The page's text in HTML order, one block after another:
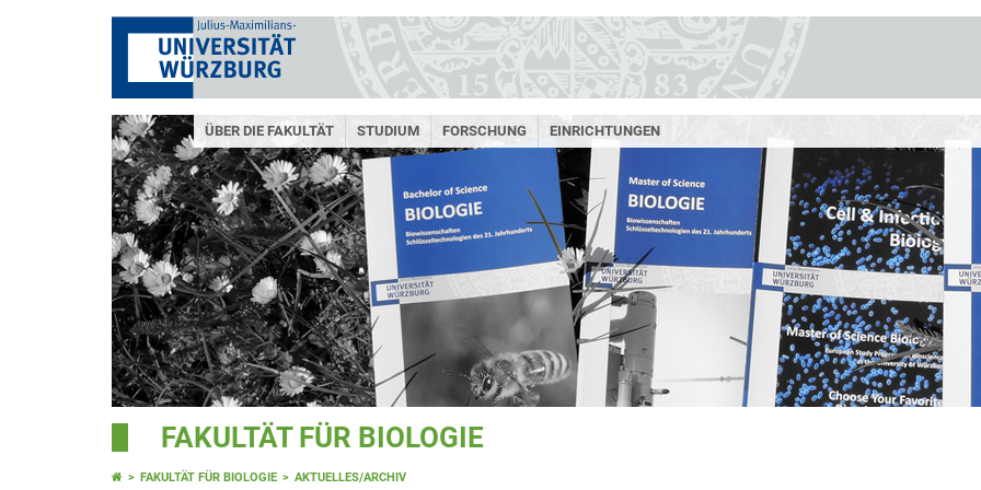
ÜBER DIE FAKULTÄT STUDIUM FORSCHUNG EINRICHTUNGEN
FAKULTÄT FÜR BIOLOGIE
FAKULTÄT FÜR BIOLOGIE AKTUELLES/ARCHIV